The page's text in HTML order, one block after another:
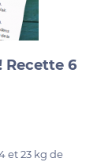
Recette 6
et 23 kg de